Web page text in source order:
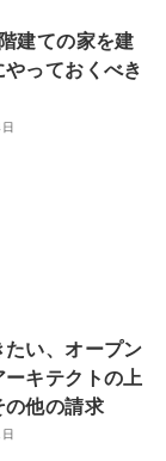
建ての家を建
っておくべき
たい、オープン
ーキテクトの上
の他の請求